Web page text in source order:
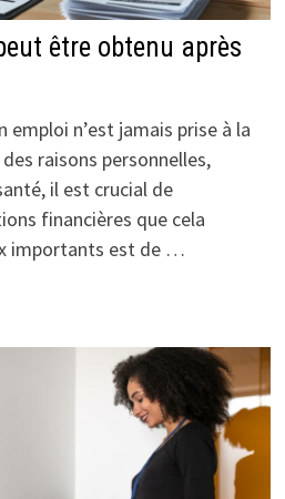
être obtenu après
n’est jamais prise à la
raisons personnelles,
il est crucial de
financières que cela
importants est de …